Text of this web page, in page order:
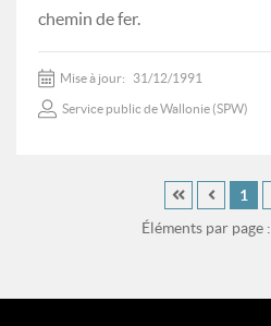
chemin de fer.
Mise à jour: 31/12/1991
Service public de Wallonie (SPW)
Éléments par page :
1